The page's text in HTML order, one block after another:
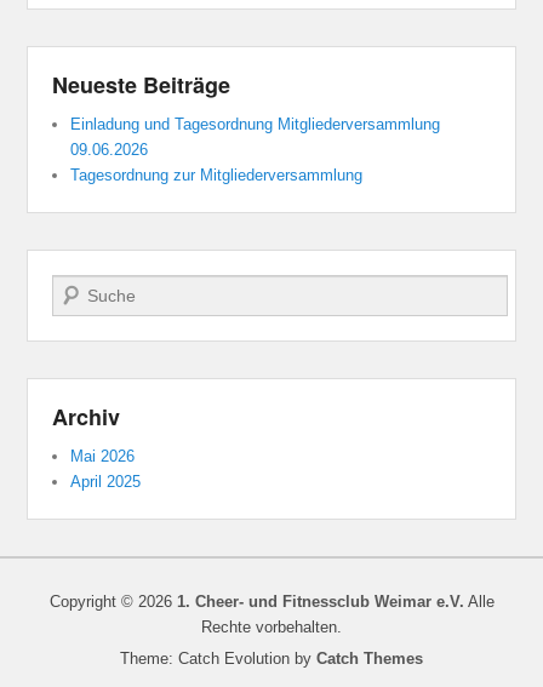
Neueste Beiträge
Einladung und Tagesordnung Mitgliederversammlung
09.06.2026
Tagesordnung zur Mitgliederversammlung
Suchen
Archiv
Mai 2026
April 2025
Copyright © 2026 1. Cheer- und Fitnessclub Weimar e.V. Alle
Rechte vorbehalten.
Theme: Catch Evolution by Catch Themes